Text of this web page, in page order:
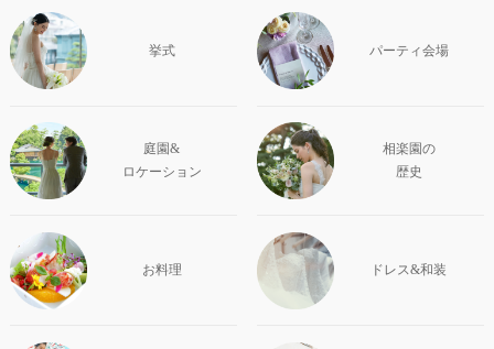
挙式 パーティ会場
庭園&
ロケーション
相楽園の
歴史
お料理 ドレス&和装